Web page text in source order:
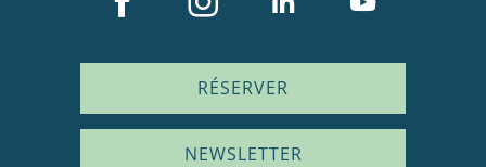
RÉSERVER
NEWSLETTER